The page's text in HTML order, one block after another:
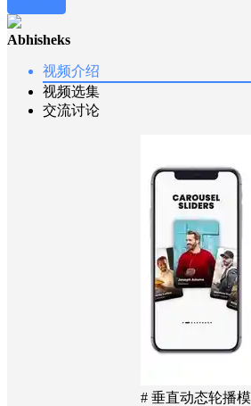
Abhisheks
视频介绍
视频选集
交流讨论
# 垂直动态轮播模